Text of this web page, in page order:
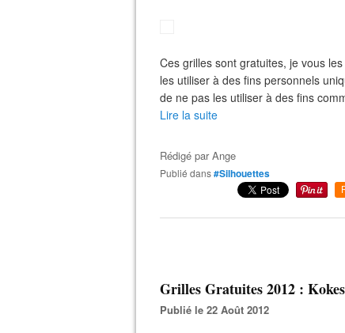
Ces grilles sont gratuites, je vous
les utiliser à des fins personnels
de ne pas les utiliser à des fins
Lire la suite
Rédigé parAnge
Publié dans#Silhouettes
Grilles Gratuites 2012 :
Publié le 22 Août 2012